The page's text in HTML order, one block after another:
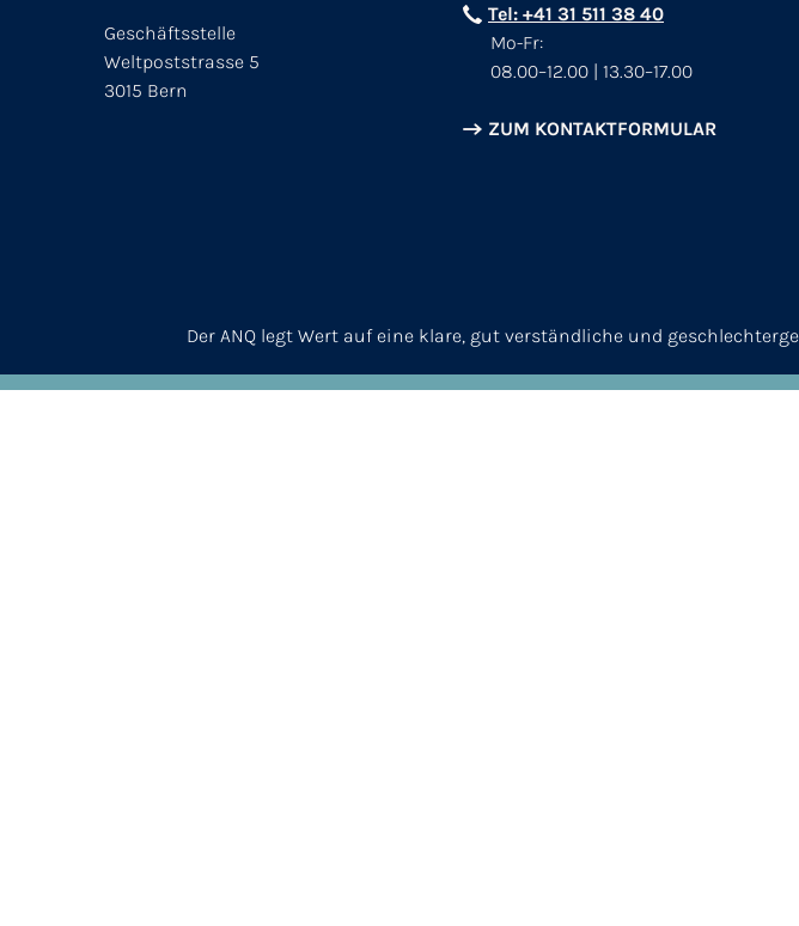
Geschäftsstelle
Weltpoststrasse 5
3015 Bern
Tel: +41 31 511 38 40
Mo-Fr:
08.00–12.00 | 13.30–17.00
ZUM KONTAKTFORMULAR
Der ANQ legt Wert auf eine klare, gut verständliche und